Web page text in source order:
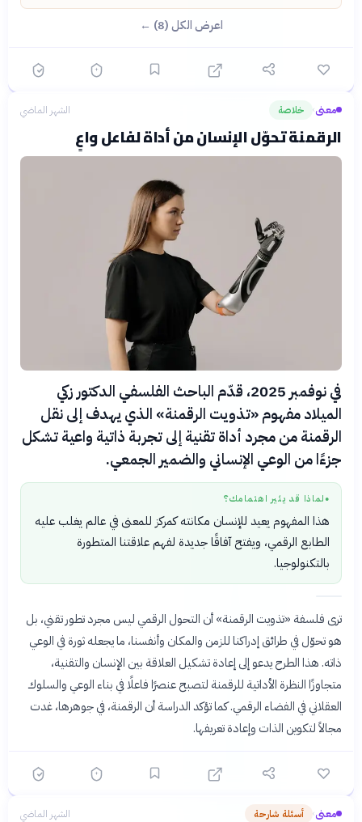
اعرض الكل (8) ←
معنى› خلاصة الشهر الماضي
الرقمنة تحوّل الإنسان من أداة لفاعل واعٍ
في نوفمبر 2025، قدّم الباحث الفلسفي الدكتور زكي
الميلاد مفهوم «تذويت الرقمنة» الذي يهدف إلى نقل
الرقمنة من مجرد أداة تقنية إلى تجربة ذاتية واعية تشكل
جزءًا من الوعي الإنساني والضمير الجمعي.
● لماذا قد يثير اهتمامك؟
هذا المفهوم يعيد للإنسان مكانته كمركز للمعنى في عالم يغلب عليه
الطابع الرقمي، ويفتح آفاقًا جديدة لفهم علاقتنا المتطورة
بالتكنولوجيا.
ترى فلسفة «تذويت الرقمنة» أن التحول الرقمي ليس مجرد تطور تقني، بل
هو تحوّل في طرائق إدراكنا للزمن والمكان وأنفسنا، ما يجعله ثورة في الوعي
ذاته. هذا الطرح يدعو إلى إعادة تشكيل العلاقة بين الإنسان والتقنية،
متجاوزًا النظرة الأداتية للرقمنة لتصبح عنصرًا فاعلًا في بناء الوعي والسلوك
العقلاني في الفضاء الرقمي. كما تؤكد الدراسة أن الرقمنة، في جوهرها، غدت
مجالاً لتكوين الذات وإعادة تعريفها.
معنى› أسئلة شارحة الشهر الماضي